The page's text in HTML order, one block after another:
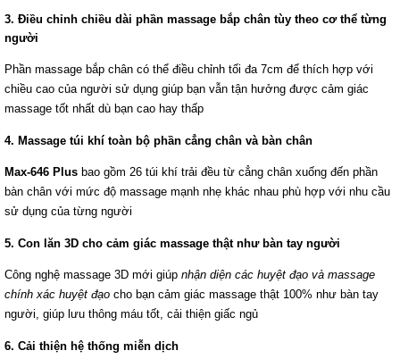
3. Điều chỉnh chiều dài phần massage bắp chân tùy theo cơ thể từng
người
Phần massage bắp chân có thể điều chỉnh tối đa 7cm để thích hợp với
chiều cao của người sử dụng giúp bạn vẫn tận hưởng được cảm giác
massage tốt nhất dù bạn cao hay thấp
4. Massage túi khí toàn bộ phần cẳng chân và bàn chân
Max-646 Plus bao gồm 26 túi khí trải đều từ cẳng chân xuống đến phần
bàn chân với mức độ massage mạnh nhẹ khác nhau phù hợp với nhu cầu
sử dụng của từng người
5. Con lăn 3D cho cảm giác massage thật như bàn tay người
Công nghệ massage 3D mới giúp nhận diện các huyệt đạo và massage
chính xác huyệt đạo cho bạn cảm giác massage thật 100% như bàn tay
người, giúp lưu thông máu tốt, cải thiện giấc ngủ
6. Cải thiện hệ thống miễn dịch